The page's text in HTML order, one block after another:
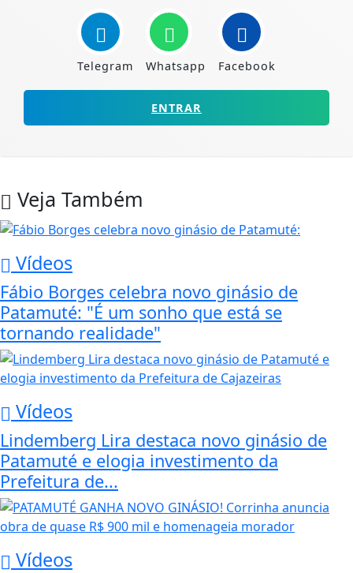
Telegram Whatsapp Facebook
ENTRAR
Veja Também
Vídeos
Fábio Borges celebra novo ginásio de
Patamuté: "É um sonho que está se
tornando realidade"
Vídeos
Lindemberg Lira destaca novo ginásio de
Patamuté e elogia investimento da
Prefeitura de...
Vídeos